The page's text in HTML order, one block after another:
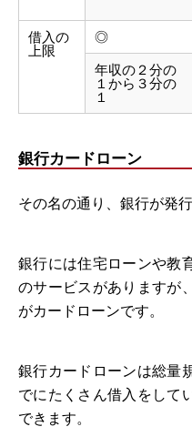
借入の
上限
◎
年収の２分の
１から３分の
１
銀行カードローン
その名の通り、銀行が発
銀行には住宅ローンや教
のサービスがありますが、
がカードローンです。
銀行カードローンは総量
でにたくさん借入をして
できます。